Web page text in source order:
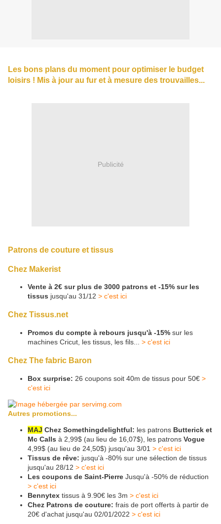
Les bons plans du moment pour optimiser le budget
loisirs ! Mis à jour au fur et à mesure des trouvailles...
Publicité
Patrons de couture et tissus
Chez Makerist
Vente à 2€ sur plus de 3000 patrons et -15% sur les
tissus jusqu'au 31/12 > c'est ici
Chez Tissus.net
Promos du compte à rebours jusqu'à -15% sur les
machines Cricut, les tissus, les fils... > c'est ici
Chez The fabric Baron
Box surprise: 26 coupons soit 40m de tissus pour 50€ >
c'est ici
Autres promotions...
MAJ Chez Somethingdelightful: les patrons Butterick et
Mc Calls à 2,99$ (au lieu de 16,07$), les patrons Vogue
4,99$ (au lieu de 24,50$) jusqu'au 3/01 > c'est ici
Tissus de rêve: jusqu'à -80% sur une sélection de tissus
jusqu'au 28/12 > c'est ici
Les coupons de Saint-Pierre Jusqu'à -50% de réduction
> c'est ici
Bennytex tissus à 9.90€ les 3m > c'est ici
Chez Patrons de couture: frais de port offerts à partir de
20€ d'achat jusqu'au 02/01/2022 > c'est ici